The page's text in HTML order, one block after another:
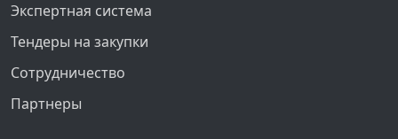
Экспертная система
Тендеры на закупки
Сотрудничество
Партнеры